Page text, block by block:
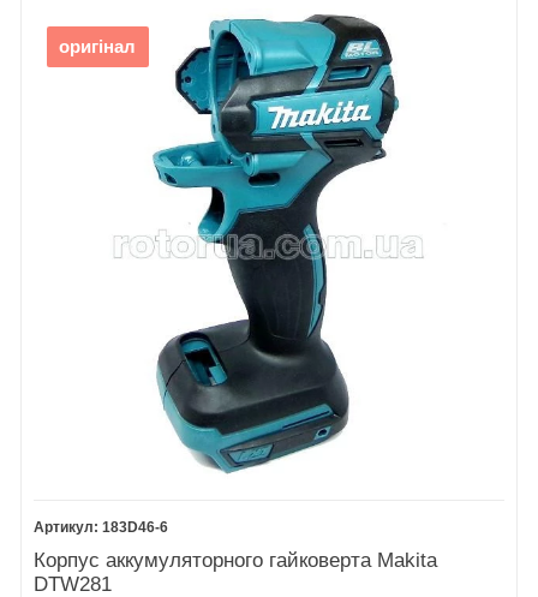
оригінал
183D46-6
Корпус аккумуляторного гайковерта Makita
DTW281